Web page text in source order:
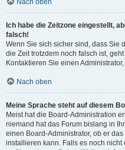
Nach oben
Ich habe die Zeitzone eingestellt,
falsch!
Wenn Sie sich sicher sind, dass Sie
die Zeit trotzdem noch falsch ist,
Kontaktieren Sie einen
Nach oben
Meine Sprache steht auf diesem
Meist hat die Board-Administration
niemand hat das Forum bislang in
einen Board-Administrator, ob er
installieren kann. Falls es noch